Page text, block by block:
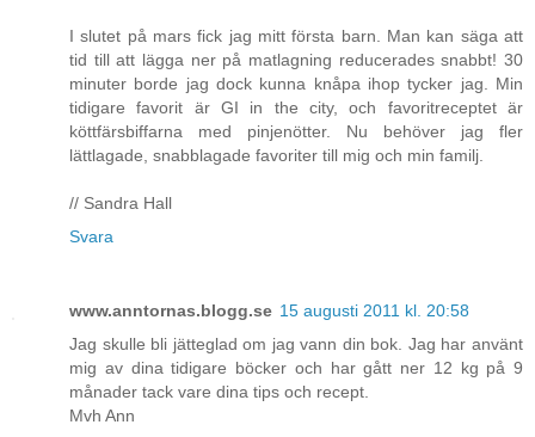
I slutet på mars fick jag mitt första barn. Man kan säga att
tid till att lägga ner på matlagning reducerades snabbt! 30
minuter borde jag dock kunna knåpa ihop tycker jag. Min
tidigare favorit är GI in the city, och favoritreceptet är
köttfärsbiffarna med pinjenötter. Nu behöver jag fler
lättlagade, snabblagade favoriter till mig och min familj.
// Sandra Hall
Svara
www.anntornas.blogg.se 15 augusti 2011 kl. 20:58
Jag skulle bli jätteglad om jag vann din bok. Jag har använt
mig av dina tidigare böcker och har gått ner 12 kg på 9
månader tack vare dina tips och recept.
Mvh Ann